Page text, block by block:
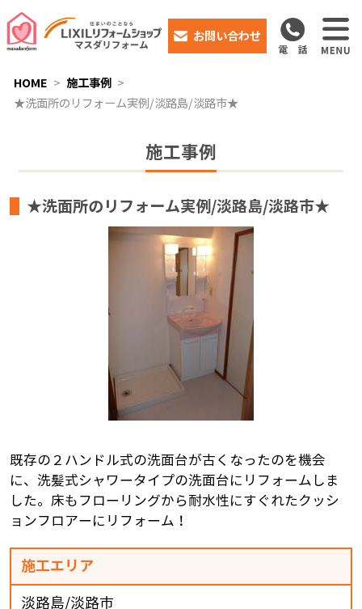
お問い合わせ
HOME
施工事例
★洗面所のリフォーム実例/淡路島/淡路市★
施工事例
★洗面所のリフォーム実例/淡路島/淡路市★
既存の２ハンドル式の洗面台が古くなったのを機会
に、洗髪式シャワータイプの洗面台にリフォームしま
した。床もフローリングから耐水性にすぐれたクッシ
ョンフロアーにリフォーム！
施工エリア
淡路島/淡路市